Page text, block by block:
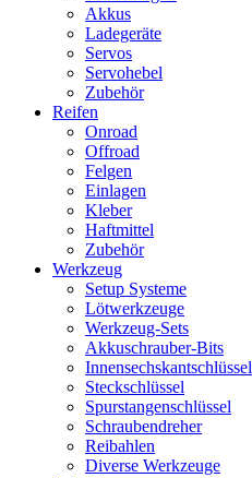
Akkus
Ladegeräte
Servos
Servohebel
Zubehör
Reifen
Onroad
Offroad
Felgen
Einlagen
Kleber
Haftmittel
Zubehör
Werkzeug
Setup Systeme
Lötwerkzeuge
Werkzeug-Sets
Akkuschrauber-Bits
Innensechskantschlüssel
Steckschlüssel
Spurstangenschlüssel
Schraubendreher
Reibahlen
Diverse Werkzeuge